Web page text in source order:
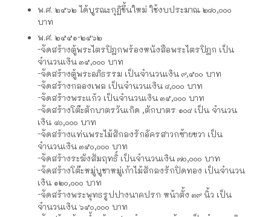
พ.ศ. ๒๕๖๒ ได้บูรณะกุฏิขึ้นใหม่ ใช้งบประมาณ ๒๘๐,๐๐๐
บาท
พ.ศ. ๒๕๕๑-๒๕๖๒
-จัดสร้างตู้พระไตรปิฎกพร้องหนังสือพระไตรปิฎก เป็น
จำนวนเงิน ๓๕,๐๐๐ บาท
-จัดสร้างตู้พระอภิธรรม เป็นจำนวนเงิน ๙,๕๐๐ บาท
-จัดสร้างกลองเพล เป็นจำนวนเงิน ๘,๐๐๐ บาท
-จัดสร้างพระแก้ว เป็นจำนวนเงิน ๓๕,๐๐๐ บาท
-จัดสร้างโต๊ะตักบาตรวันเกิด ,ตักบาตร ๑๐๘ เป็น จำนวน
เงิน ๔๐,๐๐๐ บาท
-จัดสร้างแท่นพระไม้สักลงรักอัครสาวกซ้ายขวา เป็น
จำนวนเงิน ๓๕๐,๐๐๐ บาท
-จัดสร้างระฆังสัมฤทธิ์ เป็นจำนวนเงิน ๗๐,๐๐๐ บาท
-จัดสร้างโต๊ะหมู่บูชาหมู่เก้าไม้สักลงรักปิดทอง เป็นจำนวน
เงิน ๑๒๐,๐๐๐ บาท
-จัดสร้างพระพุทธรูปปางนาคปรก หน้าตั้ง ๓๙ นิ้ว เป็น
จำนวนเงิน ๖๕๐,๐๐๐ บาท